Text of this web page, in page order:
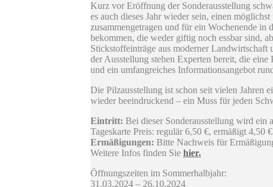
Kurz vor Eröffnung der Sonderausstellung
es auch dieses Jahr wieder sein, einen
zusammengetragen und für ein Wochenende
bekommen, die weder giftig noch essbar sind,
Stickstoffeinträge aus moderner
der Ausstellung stehen Experten bereit, die
und ein umfangreiches Informationsangebot
Die Pilzausstellung ist schon seit vielen Jahren
wieder beeindruckend – ein Muss für jeden
Eintritt: Bei dieser Sonderausstellung wird ein
Tageskarte Preis: regulär 6,50 €, ermäßigt 4,50 €
Ermäßigungen: Bitte Nachweis für
Weitere Infos finden Sie hier.
Öffnungszeiten im Sommerhalbjahr:
31.03.2024 – 26.10.2024